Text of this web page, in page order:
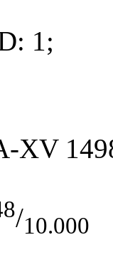
1;
XV
/10.000